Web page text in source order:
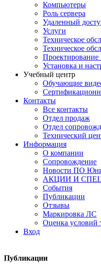
Компьютеры
Роль сервера
Удаленный
Услуги
Техническое
Техническое
Проектирование
Установка и
Учебный центр
Обучающие
Контакты
Все контакты
Отдел продаж
Отдел
Технический
Информация
О компании
Сопровождение
Новости ПО
АКЦИИ И
События
Публикации
Отзывы
Маркировка ЛС
Оценка условий
Вход
Публикации